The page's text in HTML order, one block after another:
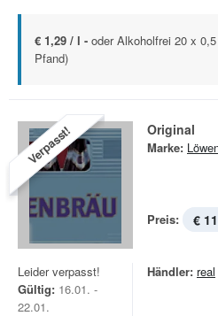
€ 1,29 / l - oder Alkoholfrei 20 x
Pfand)
Verpasst! Original
Marke:
Preis: €
Leider verpasst!
Gültig: 16.01. -
22.01.
Händler: real